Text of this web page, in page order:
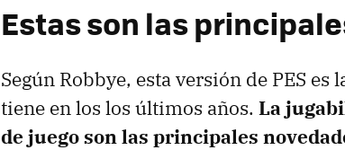
Estas son las
Según Robbye, esta versión de PES
tiene en los los últimos años. La
de juego son las principales